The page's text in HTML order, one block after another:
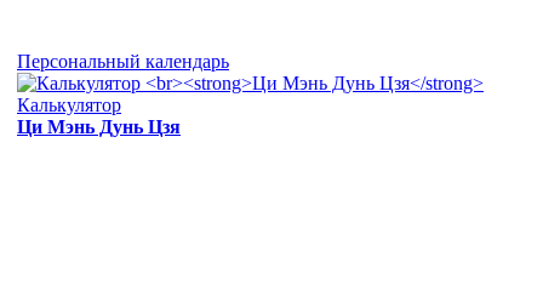
Персональный календарь
Калькулятор
Ци Мэнь Дунь Цзя